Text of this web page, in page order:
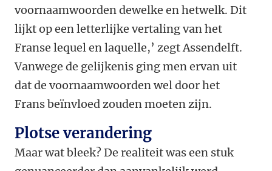
voornaamwoorden dewelke en hetwelk. Dit
lijkt op een letterlijke vertaling van het
Franse lequel en laquelle,’ zegt Assendelft.
Vanwege de gelijkenis ging men ervan uit
dat de voornaamwoorden wel door het
Frans beïnvloed zouden moeten zijn.
Plotse verandering
Maar wat bleek? De realiteit was een stuk